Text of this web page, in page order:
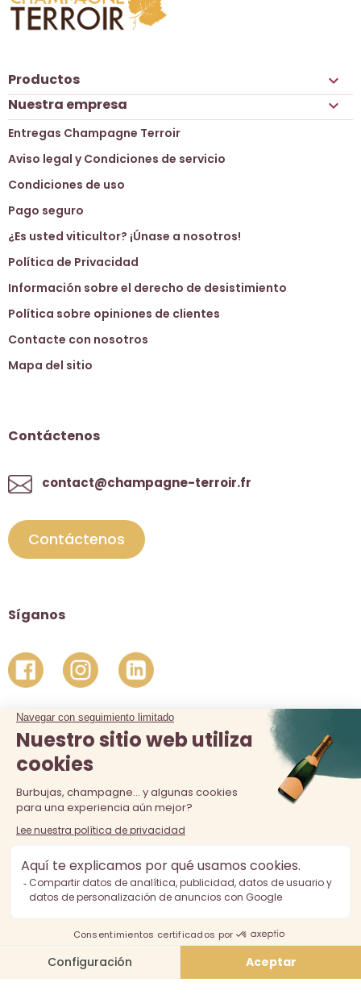
Productos 
Nuestra empresa 
Entregas Champagne Terroir
Aviso legal y Condiciones de servicio
Condiciones de uso
Pago seguro
¿Es usted viticultor? ¡Únase a nosotros!
Política de Privacidad
Información sobre el derecho de desistimiento
Política sobre opiniones de clientes
Contacte con nosotros
Mapa del sitio
Contáctenos
contact@champagne-terroir.fr
Contáctenos
Síganos
La venta de alcohol está prohibida a los menores de 18 años.
El consumo excesivo de alcohol es perjudicial para la salud,